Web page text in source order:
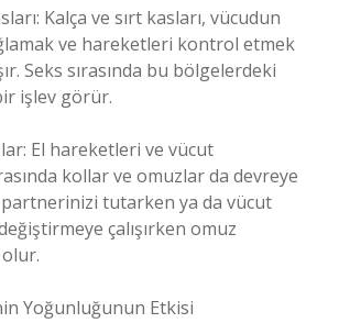
Kalça ve sırt kasları, vücudun
ve hareketleri kontrol etmek
Seks sırasında bu bölgelerdeki
işlev görür.
El hareketleri ve vücut
kollar ve omuzlar da devreye
tutarken ya da vücut
çalışırken omuz
Yoğunluğunun Etkisi